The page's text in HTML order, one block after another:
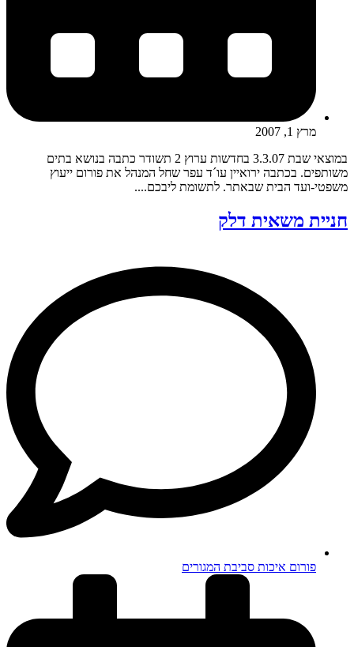
מרץ 1, 2007
במוצאי שבת 3.3.07 בחדשות ערוץ 2 תשודר כתבה בנושא בתים
משותפים. בכתבה ירואיין עו´ד עפר שחל המנהל את פורום ייעוץ
משפטי-ועד הבית שבאתר. לתשומת ליבכם....
חניית משאית דלק
פורום איכות סביבת המגורים